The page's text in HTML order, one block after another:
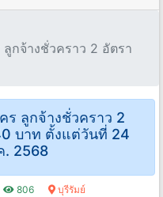
กจ้างชั่วคราว 2 อัตรา
ร ลูกจ้างชั่วคราว 2
บาท ตั้งแต่วันที่ 24
. 2568
806 บุรีรัมย์